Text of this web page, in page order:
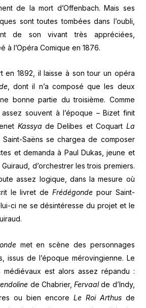
de la mort d’Offenbach. Mais ses
sont toutes tombées dans l’oubli,
de son vivant très appréciées,
à l’Opéra Comique en 1876.
en 1892, il laisse à son tour un opéra
, dont il n’a composé que les deux
bonne partie du troisième. Comme
souvent à l’époque – Bizet finit
Kassya de Delibes et Coquart La
Saëns se chargea de composer
et demanda à Paul Dukas, jeune et
d’orchestrer les trois premiers.
assez logique, dans la mesure où
le livret deFrédégonde pour Saint-
ci ne se désintéresse du projet et le
met en scène des personnages
issus de l’époque mérovingienne. Le
est alors assez répandu :
de Chabrier,Fervaalde d’Indy,
ou bien encore Le Roi Arthus de